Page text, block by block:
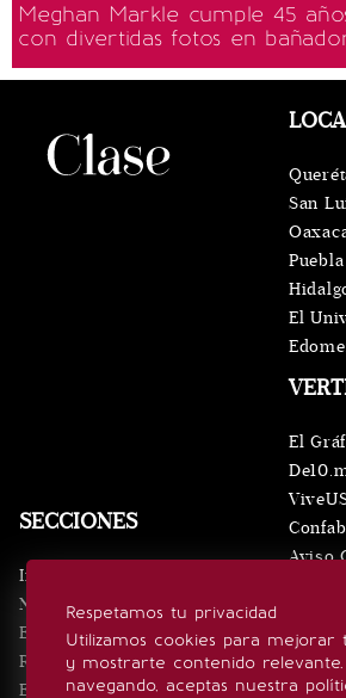
Meghan Markle cumple 45
con divertidas fotos en
Respetamos tu privacidad
Utilizamos cookies para mejorar
y mostrarte contenido
navegando, aceptas nuestra
SECCIONES
Inicio
Noticias
Eventos
Realeza
Estilo de vida
El
Aviso
San
Puebla
El